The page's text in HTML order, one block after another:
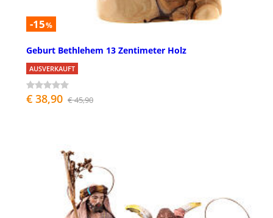
-15%
Geburt Bethlehem 13 Zentimeter Holz
AUSVERKAUFT
€ 38,90 € 45,90